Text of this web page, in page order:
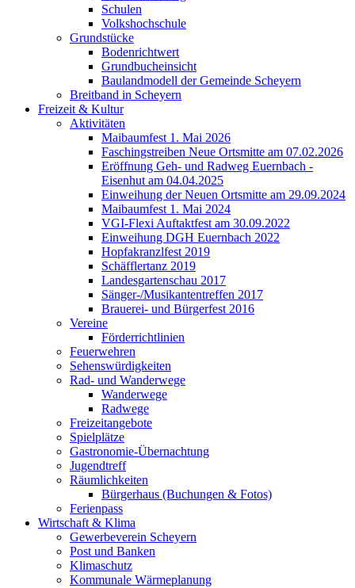
Schulen
Volkshochschule
Grundstücke
Bodenrichtwert
Grundbucheinsicht
Baulandmodell der Gemeinde Scheyern
Breitband in Scheyern
Freizeit & Kultur
Aktivitäten
Maibaumfest 1. Mai 2026
Faschingstreiben Neue Ortsmitte am 07.02.2026
Eröffnung Geh- und Radweg Euernbach -
Eisenhut am 04.04.2025
Einweihung der Neuen Ortsmitte am 29.09.2024
Maibaumfest 1. Mai 2024
VGI-Flexi Auftaktfest am 30.09.2022
Einweihung DGH Euernbach 2022
Hopfakranzlfest 2019
Schäfflertanz 2019
Landesgartenschau 2017
Sänger-/Musikantentreffen 2017
Brauerei- und Bürgerfest 2016
Vereine
Förderrichtlinien
Feuerwehren
Sehenswürdigkeiten
Rad- und Wanderwege
Wanderwege
Radwege
Freizeitangebote
Spielplätze
Gastronomie-Übernachtung
Jugendtreff
Räumlichkeiten
Bürgerhaus (Buchungen & Fotos)
Ferienpass
Wirtschaft & Klima
Gewerbeverein Scheyern
Post und Banken
Klimaschutz
Kommunale Wärmeplanung